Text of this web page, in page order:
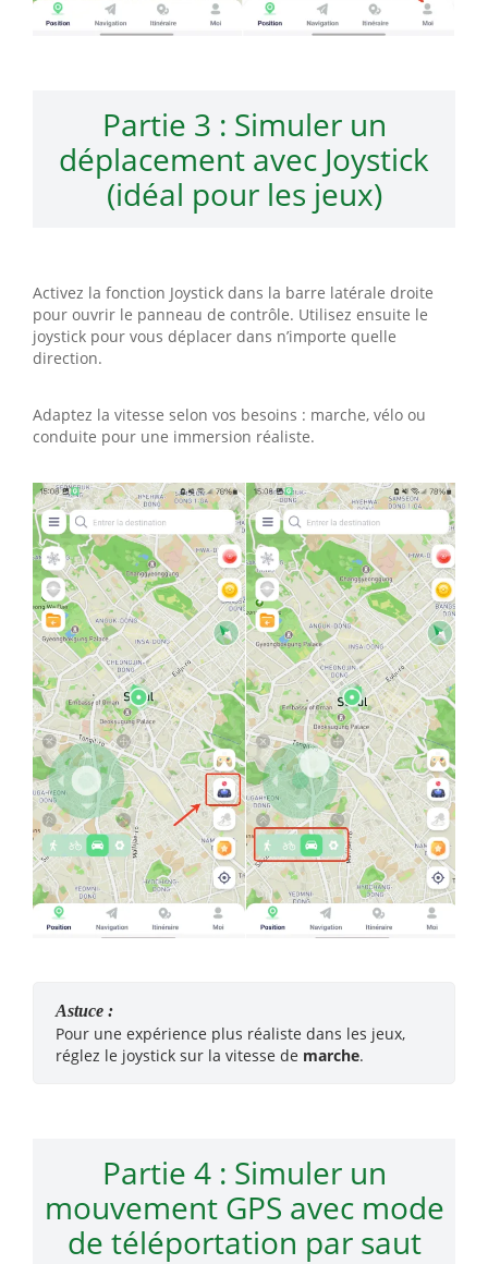
Partie 3 : Simuler un
déplacement avec Joystick
(idéal pour les jeux)
Activez la fonction Joystick dans la barre latérale droite
pour ouvrir le panneau de contrôle. Utilisez ensuite le
joystick pour vous déplacer dans n’importe quelle
direction.
Adaptez la vitesse selon vos besoins : marche, vélo ou
conduite pour une immersion réaliste.
Astuce :
Pour une expérience plus réaliste dans les jeux,
réglez le joystick sur la vitesse de marche.
Partie 4 : Simuler un
mouvement GPS avec mode
de téléportation par saut